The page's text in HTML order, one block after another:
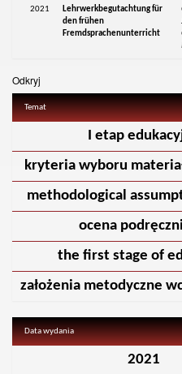
2021
Lehrwerkbegutachtung für
den frühen
Fremdsprachenunterricht
Odkryj
Temat
I etap
kryteria wyboru
methodological
ocena
the first stage of
założenia metodyczne
Data wydania
2021